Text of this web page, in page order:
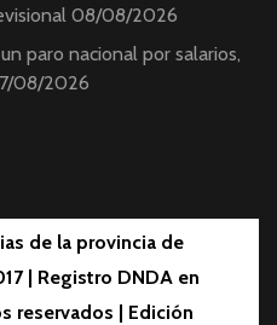
08/08/2026
paro nacional por salarios,
08/2026
de la provincia de
| Registro DNDA en
reservados | Edición